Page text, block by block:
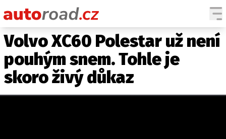
AUTA
TESTY AUT
NOVINKY
Volvo XC60 Polestar už není
pouhým snem. Tohle je
skoro živý důkaz